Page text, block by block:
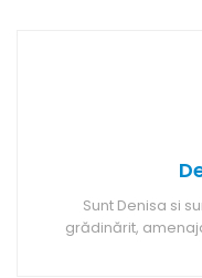
Sunt Denisa si
grădinărit,